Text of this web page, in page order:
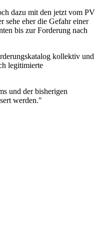
dazu mit den jetzt vom PV
sehe eher die Gefahr einer
bis zur Forderung nach
kollektiv und
legitimierte
und der bisherigen
werden."